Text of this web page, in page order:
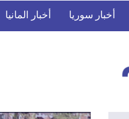
أخبار سوريا أخبار المانيا